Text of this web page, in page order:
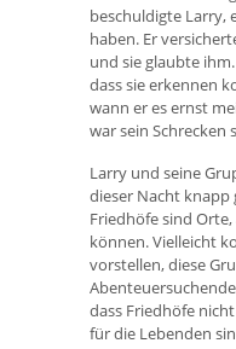
beschuldigte Larry,
haben. Er
und sie glaubte
dass sie erkennen
wann er es ernst
war sein Schrecken
Larry und seine
dieser Nacht knapp
Friedhöfe sind
können. Vielleicht
vorstellen, diese
dass Friedhöfe
für die Lebenden